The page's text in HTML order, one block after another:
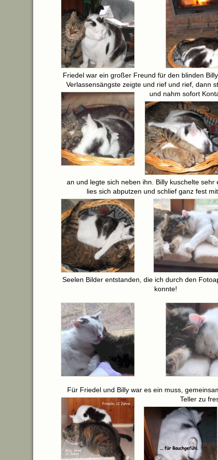
Friedel war ein großer Freund für den blinden
Verlassensängste zeigte und rief und rief, dann
und nahm sofort
an und legte sich neben ihn. Billy kuschelte sehr
lies sich abputzen und schlief ganz fest
Seelen Bilder entstanden, die ich durch den
konnte!
Für Friedel und Billy war es ein muss,
Teller zu